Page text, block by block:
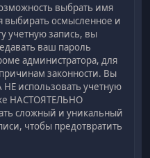
выбрать имя
выбирать осмысленное и
учетную запись, вы
ваш пароль
администратора, для
законности. Вы
использовать учетную
НАСТОЯТЕЛЬНО
сложный и уникальный
чтобы предотвратить